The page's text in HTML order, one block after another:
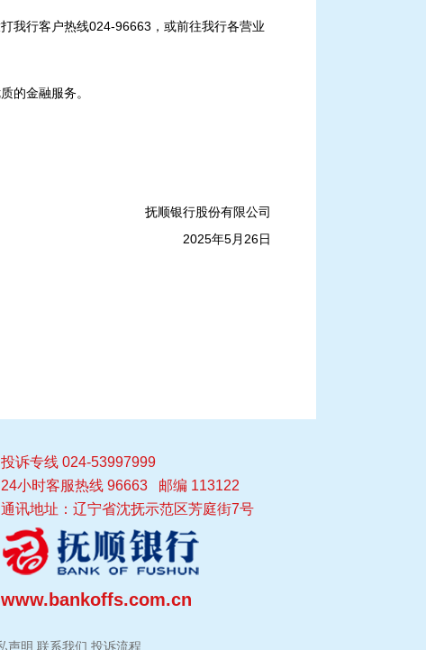
我行客户热线024-96663，或前往我行各营业
的金融服务。
抚顺银行股份有限公司
2025年5月26日
投诉专线 024-53997999
24小时客服热线 96663 邮编 113122
通讯地址：辽宁省沈抚示范区芳庭街7号
www.bankoffs.com.cn
声明 联系我们 投诉流程